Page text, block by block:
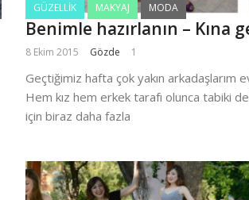
GÜZELLIK MAKYAJ MODA
Benimle hazırlanın – Kına
8 Ekim 2015 Gözde 1
Geçtiğimiz hafta çok yakın arkadaşlarım
Hem kız hem erkek tarafı olunca tabiki
için biraz daha fazla